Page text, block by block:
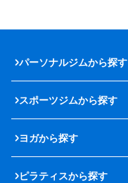
パーソナルジムから探す
スポーツジムから探す
ヨガから探す
ピラティスから探す